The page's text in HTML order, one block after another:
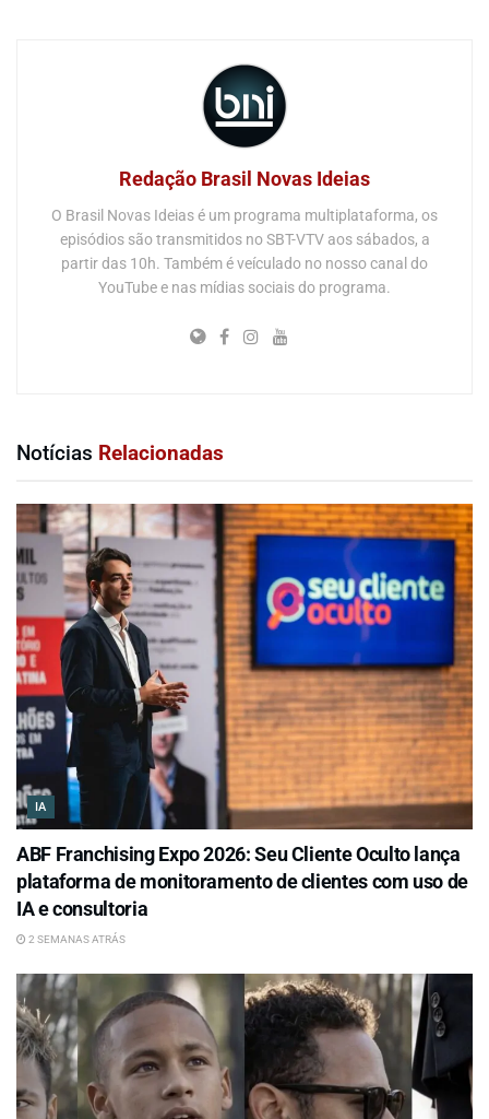
Redação Brasil Novas Ideias
O Brasil Novas Ideias é um programa multiplataforma, os
episódios são transmitidos no SBT-VTV aos sábados, a
partir das 10h. Também é veículado no nosso canal do
YouTube e nas mídias sociais do programa.
Notícias Relacionadas
IA
ABF Franchising Expo 2026: Seu Cliente Oculto lança
plataforma de monitoramento de clientes com uso de
IA e consultoria
2 SEMANAS ATRÁS